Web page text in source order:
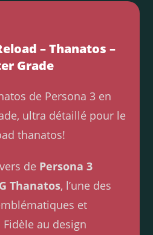
– Thanatos –
Grade
de Persona 3 en
ultra détaillé pour le
thanatos!
de Persona 3
Thanatos, l’une des
et
au design